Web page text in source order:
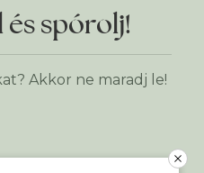
és spórolj!
Akkor ne maradj le!